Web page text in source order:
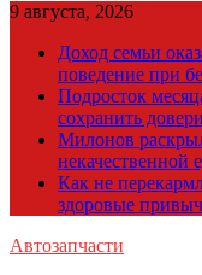
9 августа, 2026
Доход семьи
поведение при
Подросток
сохранить
Милонов
некачественной
Как не
здоровые
Автозапчасти